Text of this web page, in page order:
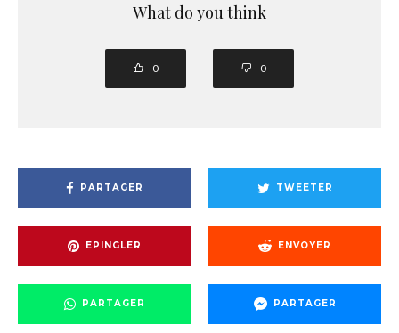
What do you think
0 0
PARTAGER TWEETER
EPINGLER ENVOYER
PARTAGER PARTAGER